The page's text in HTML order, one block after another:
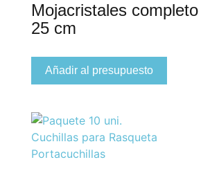
Mojacristales completo
25 cm
Añadir al presupuesto